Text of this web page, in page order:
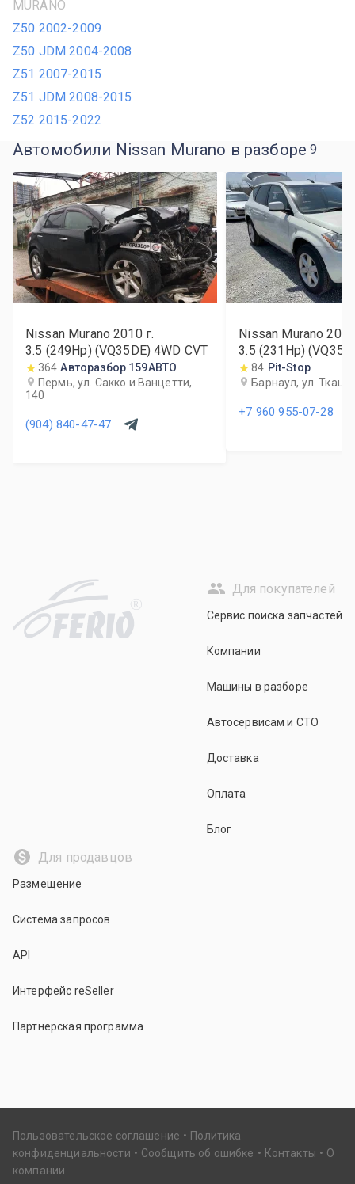
MURANO
Z50 2002-2009
Z50 JDM 2004-2008
Z51 2007-2015
Z51 JDM 2008-2015
Z52 2015-2022
Автомобили Nissan Murano в разборе 9
Nissan Murano 2010г.
3.5 (249Hp) (VQ35DE) 4WD CVT
364 Авторазбор 159АВТО
Пермь, ул. Сакко и Ванцетти,
140
(904) 840-47-47
Nissan Murano
3.5 (231Hp)
84 Pit-Stop
Барнаул, ул.
+7 960 955-07-28
R
Для покупателей
Сервис поиска запчастей
Компании
Машины в разборе
Автосервисам и СТО
Доставка
Оплата
Блог
Для продавцов
Размещение
Система запросов
API
Интерфейс reSeller
Партнерская программа
Пользовательское соглашение
Политика
конфиденциальности
Сообщить об ошибке Контакты
О
компании